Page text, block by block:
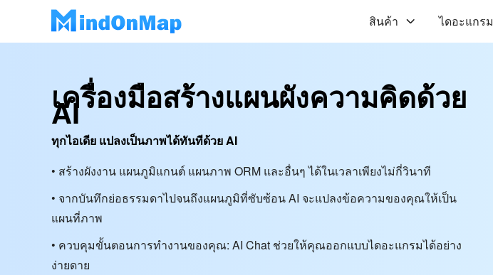
สินค้า ไดอะแกรม
เครื่องมือสร้างแผนผังความคิดด้วย
AI
ทุกไอเดีย แปลงเป็นภาพได้ทันทีด้วย AI
• สร้างผังงาน แผนภูมิแกนต์ แผนภาพ ORM และอื่นๆ ได้ในเวลาเพียงไม่กี่วินาที
• จากบันทึกย่อธรรมดาไปจนถึงแผนภูมิที่ซับซ้อน AI จะแปลงข้อความของคุณให้เป็น
แผนที่ภาพ
• ควบคุมขั้นตอนการทำงานของคุณ: AI Chat ช่วยให้คุณออกแบบไดอะแกรมได้อย่าง
ง่ายดาย